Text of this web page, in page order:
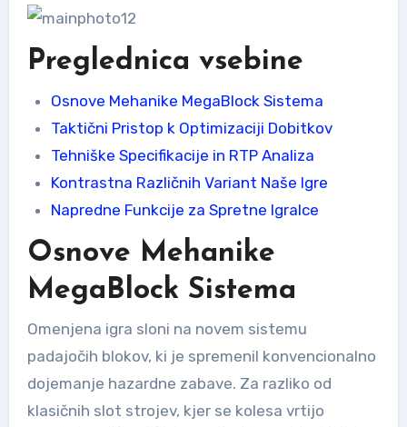
Preglednica vsebine
Osnove Mehanike MegaBlock Sistema
Taktični Pristop k Optimizaciji Dobitkov
Tehniške Specifikacije in RTP Analiza
Kontrastna Različnih Variant Naše Igre
Napredne Funkcije za Spretne Igralce
Osnove Mehanike
MegaBlock Sistema
Omenjena igra sloni na novem sistemu
padajočih blokov, ki je spremenil konvencionalno
dojemanje hazardne zabave. Za razliko od
klasičnih slot strojev, kjer se kolesa vrtijo